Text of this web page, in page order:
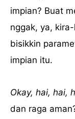
impian? Buat
nggak, ya,
bisikkin
impian itu.
Okay, hai, hai,
dan raga